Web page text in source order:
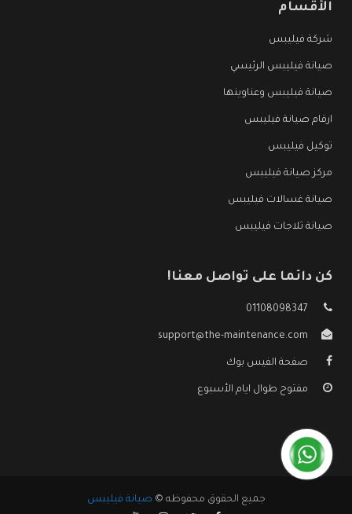
الأقسام
شركة فيليبس
صيانة فيليبس الرئيسي
صيانة فيليبس وعناوينها
ارقام صيانة فيليبس
توكيل فيليبس
مركز صيانة فيليبس
صيانة غسالات فيليبس
صيانة ثلاجات فيليبس
كن دائما على تواصل معنا!
01108098347
support@the-maintenance.com
صفحة الفيس بوك
مفتوح طوال ايام الأسبوع
جميع الحقوق محفوظه © صيانة فيليبس